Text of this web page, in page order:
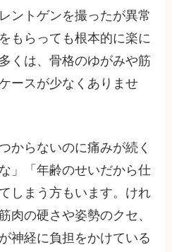
ントゲンを撮ったが異常
もらっても根本的に楽に
くは、骨格のゆがみや筋
ースが少なくありませ
からないのに痛みが続く
」「年齢のせいだから仕
しまう方もいます。けれ
肉の硬さや姿勢のクセ、
神経に負担をかけている